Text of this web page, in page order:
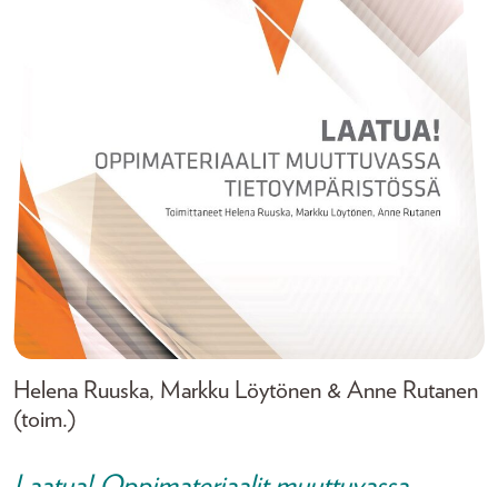
Helena Ruuska, Markku Löytönen & Anne Rutanen
(toim.)